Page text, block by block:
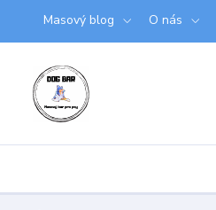
Masový blog O nás